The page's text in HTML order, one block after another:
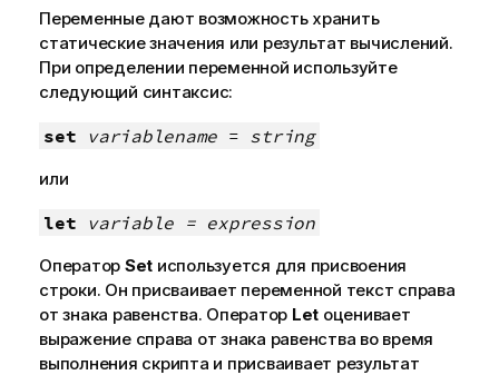
Переменные дают возможность хранить
статические значения или результат вычислений.
При определении переменной используйте
следующий синтаксис:
set variablename = string
или
let variable = expression
Оператор Set используется для присвоения
строки. Он присваивает переменной текст справа
от знака равенства. Оператор Let оценивает
выражение справа от знака равенства во время
выполнения скрипта и присваивает результат